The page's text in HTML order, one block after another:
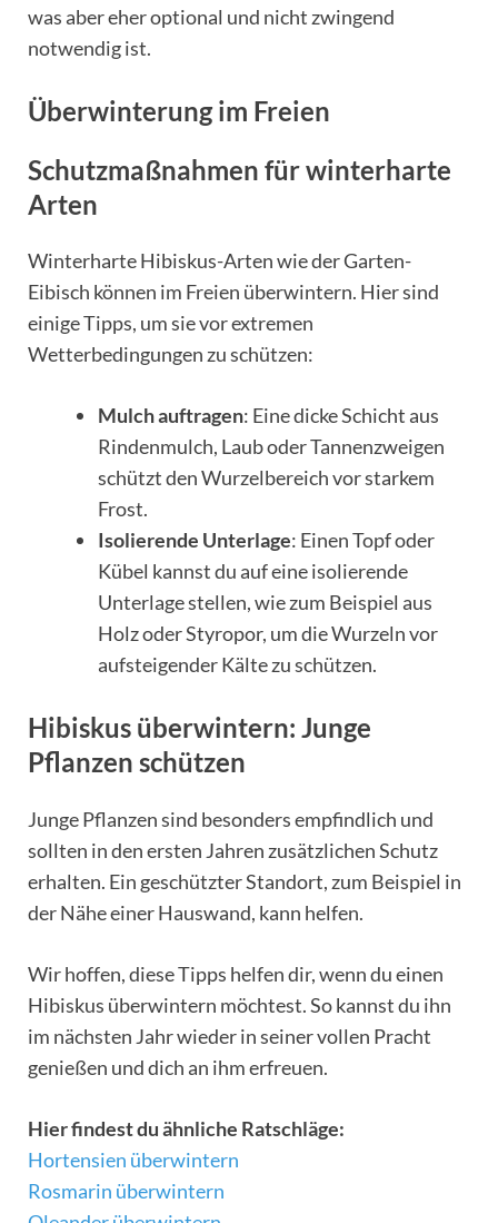
was aber eher optional und nicht zwingend
notwendig ist.
Überwinterung im Freien
Schutzmaßnahmen für winterharte
Arten
Winterharte Hibiskus-Arten wie der Garten-
Eibisch können im Freien überwintern. Hier sind
einige Tipps, um sie vor extremen
Wetterbedingungen zu schützen:
Mulch auftragen: Eine dicke Schicht aus
Rindenmulch, Laub oder Tannenzweigen
schützt den Wurzelbereich vor starkem
Frost.
Isolierende Unterlage: Einen Topf oder
Kübel kannst du auf eine isolierende
Unterlage stellen, wie zum Beispiel aus
Holz oder Styropor, um die Wurzeln vor
aufsteigender Kälte zu schützen.
Hibiskus überwintern: Junge
Pflanzen schützen
Junge Pflanzen sind besonders empfindlich und
sollten in den ersten Jahren zusätzlichen Schutz
erhalten. Ein geschützter Standort, zum Beispiel in
der Nähe einer Hauswand, kann helfen.
Wir hoffen, diese Tipps helfen dir, wenn du einen
Hibiskus überwintern möchtest. So kannst du ihn
im nächsten Jahr wieder in seiner vollen Pracht
genießen und dich an ihm erfreuen.
Hier findest du ähnliche Ratschläge:
Hortensien überwintern
Rosmarin überwintern